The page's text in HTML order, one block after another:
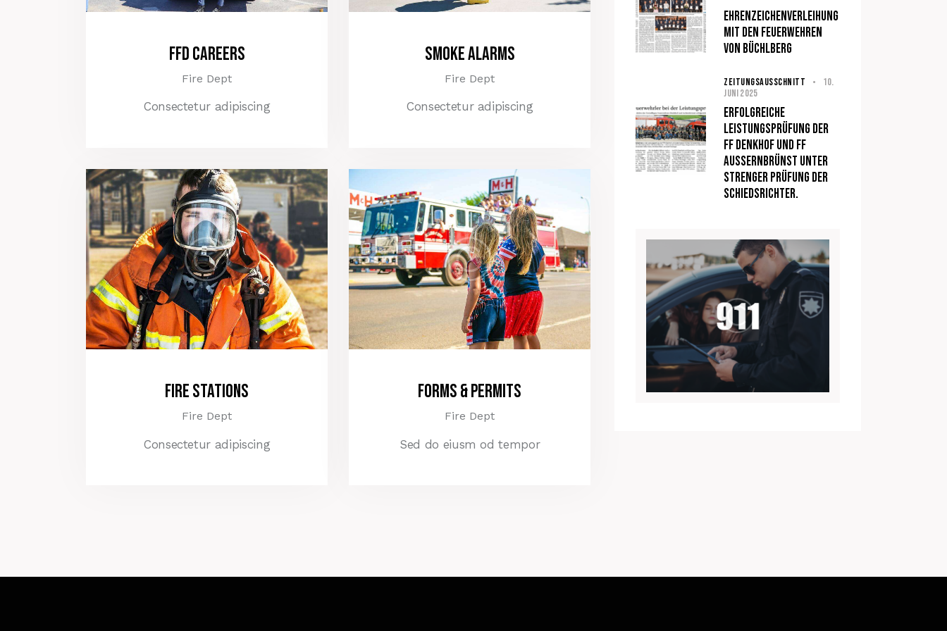
FFD Careers
Fire Dept
Consectetur adipiscing
Smoke Alarms
Fire Dept
Consectetur adipiscing
Fire Stations
Fire Dept
Consectetur adipiscing
Forms & Permits
Fire Dept
Sed do eiusm od tempor
Ehrenzeichenverleihung
mit den Feuerwehren
von Büchlberg
ZEITUNGSAUSSCHNITT
10.
Juni 2025
Erfolgreiche
Leistungsprüfung der
FF Denkhof und FF
Aussernbrünst unter
strenger Prüfung der
Schiedsrichter.